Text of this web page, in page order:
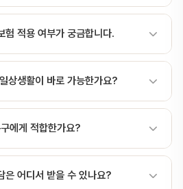
, 30분 이내 재식하면 70~90% 성공률
술이 어려운 위치(어금니 등)에서 차선
수, 침 안에 담가서 즉시 치과 방문마른
(세포 사멸)가능하면 환자 자신의 입 안
직접 진료합니다.
요됩니다. 정확한 시간은 진료 상담 시
험 적용 여부가 궁금합니다.
비디치과 상담(041-415-2892)을 통해
를 확인하세요.
상생활이 바로 가능한가요?
다르므로, 담당 의사의 안내를 따라주세
에게 적합한가요?
는 CT, X-ray 등 정밀 검사를 통해 최적
은 어디서 받을 수 있나요?